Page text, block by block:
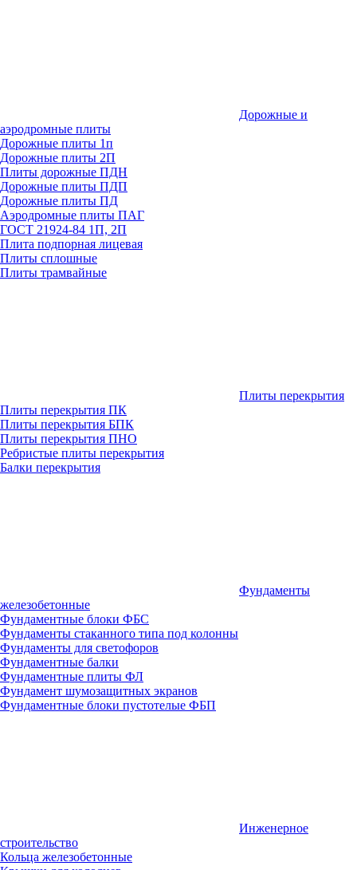
Дорожные и
аэродромные плиты
Дорожные плиты 1п
Дорожные плиты 2П
Плиты дорожные ПДН
Дорожные плиты ПДП
Дорожные плиты ПД
Аэродромные плиты ПАГ
ГОСТ 21924-84 1П, 2П
Плита подпорная лицевая
Плиты сплошные
Плиты трамвайные
Плиты перекрытия
Плиты перекрытия ПК
Плиты перекрытия БПК
Плиты перекрытия ПНО
Ребристые плиты перекрытия
Балки перекрытия
Фундаменты
железобетонные
Фундаментные блоки ФБС
Фундаменты стаканного типа под колонны
Фундаменты для светофоров
Фундаментные балки
Фундаментные плиты ФЛ
Фундамент шумозащитных экранов
Фундаментные блоки пустотелые ФБП
Инженерное
строительство
Кольца железобетонные